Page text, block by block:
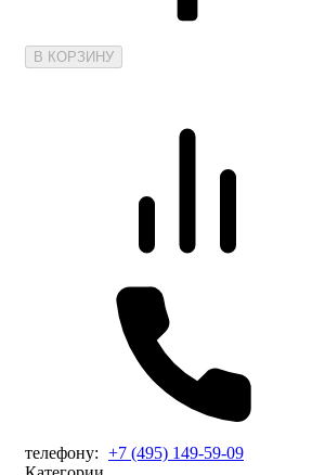
В КОРЗИНУ
телефону: +7 (495) 149-59-09